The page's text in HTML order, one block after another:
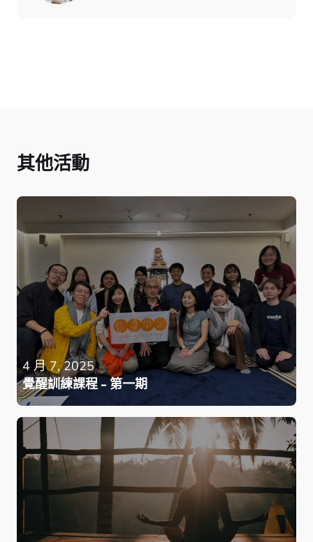
其他活動
4 月 7, 2025
覺醒訓練課程 - 第一期